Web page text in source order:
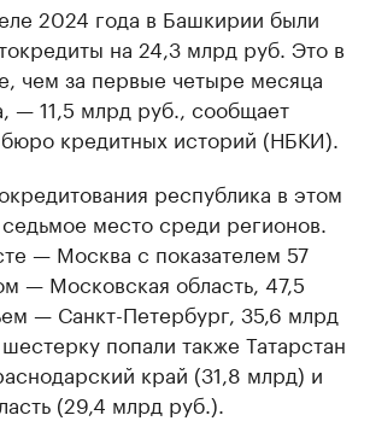
2024 года в Башкирии были
на 24,3 млрд руб. Это в
чем за первые четыре месяца
— 11,5 млрд руб., сообщает
кредитных историй (НБКИ).
республика в этом
место среди регионов.
— Москва с показателем 57
— Московская область, 47,5
— Санкт-Петербург, 35,6 млрд
попали также Татарстан
край (31,8 млрд) и
(29,4 млрд руб.).